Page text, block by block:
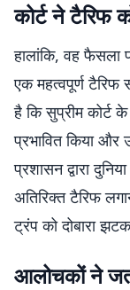
कोर्ट ने टैरिफ
हालांकि, वह फैसला
एक महत्वपूर्ण टैरिफ
है कि सुप्रीम कोर्ट
प्रभावित किया और
प्रशासन द्वारा
अतिरिक्त टैरिफ
ट्रंप को दोबारा
आलोचकों ने